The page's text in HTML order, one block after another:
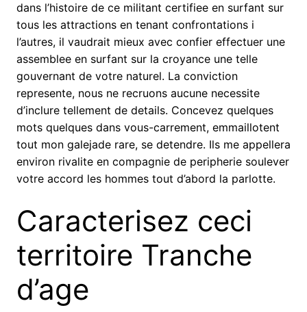
dans l’histoire de ce militant certifiee en surfant sur
tous les attractions en tenant confrontations i
l’autres, il vaudrait mieux avec confier effectuer une
assemblee en surfant sur la croyance une telle
gouvernant de votre naturel. La conviction
represente, nous ne recruons aucune necessite
d’inclure tellement de details. Concevez quelques
mots quelques dans vous-carrement, emmaillotent
tout mon galejade rare, se detendre. Ils me appellera
environ rivalite en compagnie de peripherie soulever
votre accord les hommes tout d’abord la parlotte.
Caracterisez ceci
territoire Tranche
d’age